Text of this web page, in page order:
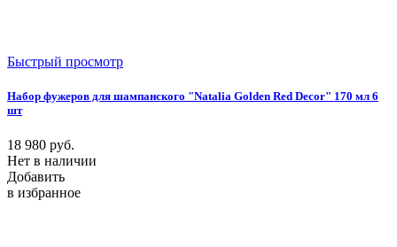
Быстрый просмотр
Набор фужеров для шампанского "Natalia Golden Red Decor" 170 мл 6
шт
18 980 руб.
Нет в наличии
Добавить
в избранное